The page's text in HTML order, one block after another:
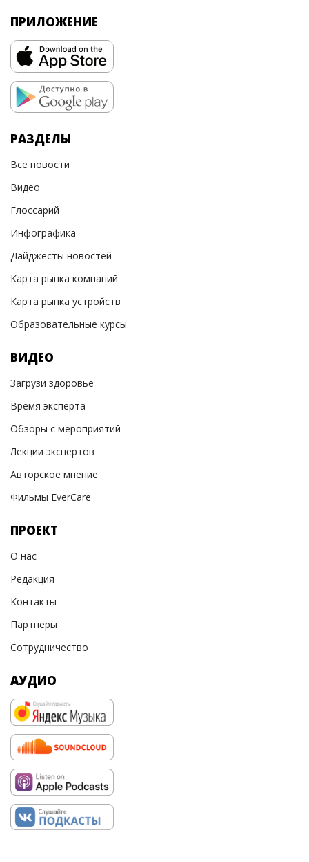
ПРИЛОЖЕНИЕ
РАЗДЕЛЫ
Все новости
Видео
Глоссарий
Инфографика
Дайджесты новостей
Карта рынка компаний
Карта рынка устройств
Образовательные курсы
ВИДЕО
Загрузи здоровье
Время эксперта
Обзоры с мероприятий
Лекции экспертов
Авторское мнение
Фильмы EverCare
ПРОЕКТ
О нас
Редакция
Контакты
Партнеры
Сотрудничество
АУДИО